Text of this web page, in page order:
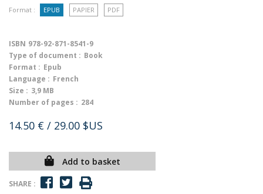
Format : EPUB PAPIER PDF
ISBN 978-92-871-8541-9
Type of document : Book
Format : Epub
Language : French
Size : 3,9 MB
Number of pages : 284
14.50 € / 29.00 $US
Add to basket
SHARE :